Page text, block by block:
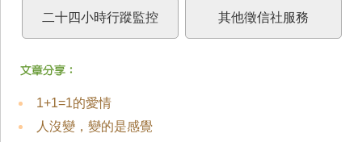
二十四小時行蹤監控 其他徵信社服務
1+1=1的愛情
人沒變，變的是感覺